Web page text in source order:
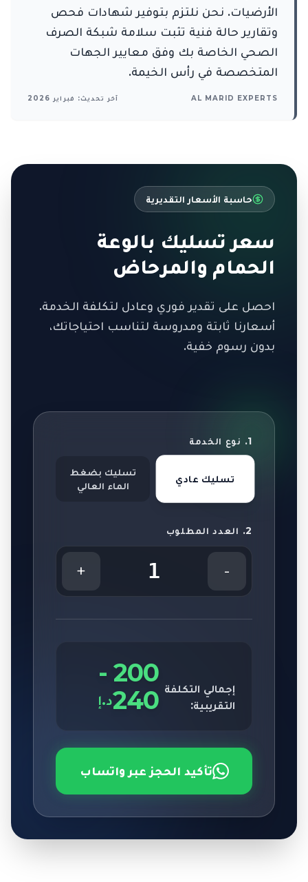
الأرضيات. نحن نلتزم بتوفير شهادات فحص
وتقارير حالة فنية تثبت سلامة شبكة الصرف
الصحي الخاصة بك وفق معايير الجهات
المتخصصة في رأس الخيمة.
AL MARID EXPERTS آخر تحديث: فبراير 2026
حاسبة الأسعار التقديرية
سعر تسليك بالوعة
الحمام والمرحاض
احصل على تقدير فوري وعادل لتكلفة الخدمة.
أسعارنا ثابتة ومدروسة لتناسب احتياجاتك،
بدون رسوم خفية.
1. نوع الخدمة
تسليك عادي
تسليك بضغط
الماء العالي
2. العدد المطلوب
-
1
+
إجمالي التكلفة
التقريبية:
200
-
240د.إ
تأكيد الحجز عبر واتساب